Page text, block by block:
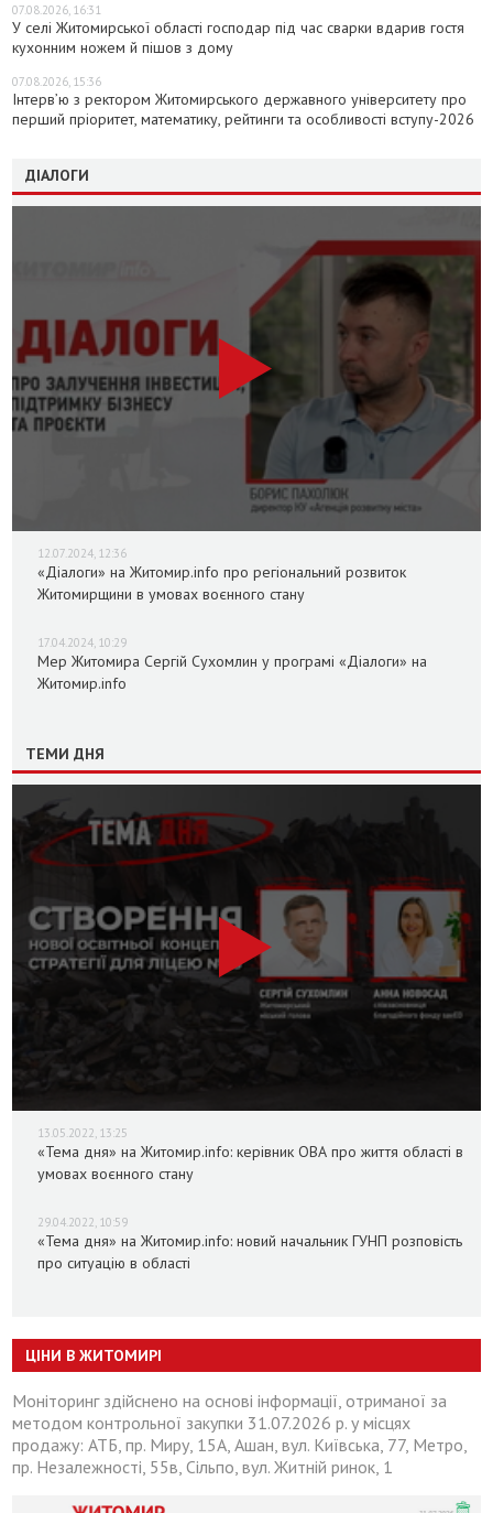
07.08.2026, 16:31
У селі Житомирської області господар під час сварки вдарив гостя
кухонним ножем й пішов з дому
07.08.2026, 15:36
Інтерв’ю з ректором Житомирського державного університету про
перший пріоритет, математику, рейтинги та особливості вступу-2026
ДІАЛОГИ
12.07.2024, 12:36
«Діалоги» на Житомир.info про регіональний розвиток
Житомирщини в умовах воєнного стану
17.04.2024, 10:29
Мер Житомира Сергій Сухомлин у програмі «Діалоги» на
Житомир.info
ТЕМИ ДНЯ
13.05.2022, 13:25
«Тема дня» на Житомир.info: керівник ОВА про життя області в
умовах воєнного стану
29.04.2022, 10:59
«Тема дня» на Житомир.info: новий начальник ГУНП розповість
про ситуацію в області
ЦІНИ В ЖИТОМИРІ
Моніторинг здійснено на основі інформації, отриманої за
методом контрольної закупки 31.07.2026 р. у місцях
продажу: АТБ, пр. Миру, 15А, Ашан, вул. Київська, 77, Метро,
пр. Незалежності, 55в, Сільпо, вул. Житній ринок, 1